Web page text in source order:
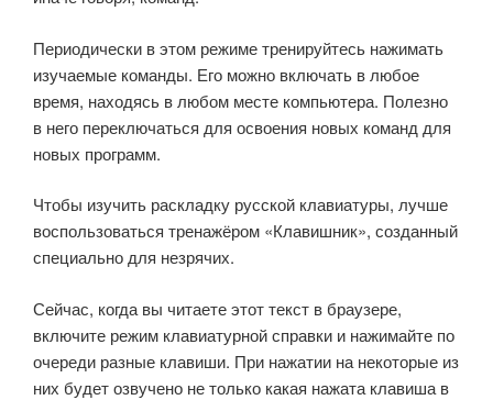
Периодически в этом режиме тренируйтесь нажимать
изучаемые команды. Его можно включать в любое
время, находясь в любом месте компьютера. Полезно
в него переключаться для освоения новых команд для
новых программ.
Чтобы изучить раскладку русской клавиатуры, лучше
воспользоваться тренажёром «Клавишник», созданный
специально для незрячих.
Сейчас, когда вы читаете этот текст в браузере,
включите режим клавиатурной справки и нажимайте по
очереди разные клавиши. При нажатии на некоторые из
них будет озвучено не только какая нажата клавиша в